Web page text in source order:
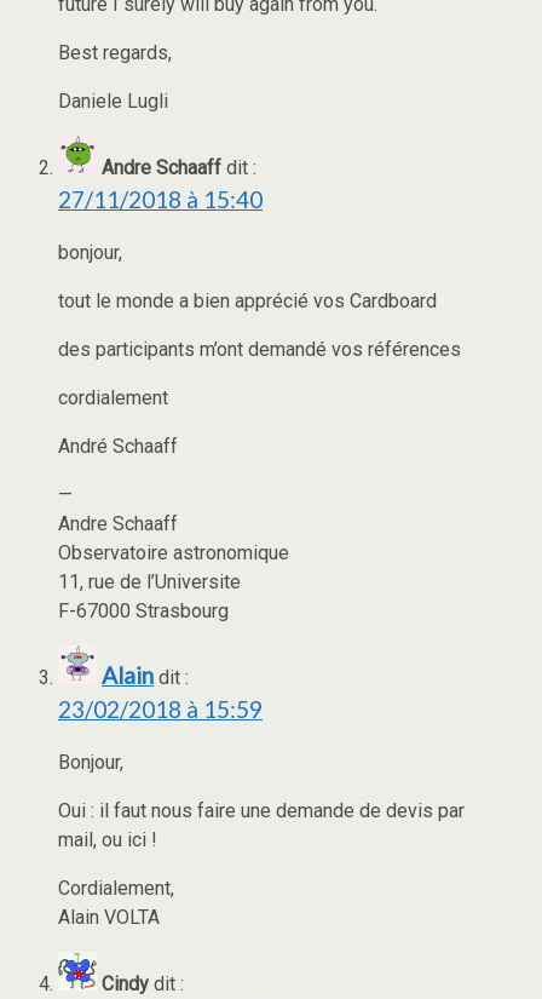
Best regards,
Daniele Lugli
Andre Schaaff dit :
27/11/2018 à 15:40
bonjour,
tout le monde a bien apprécié vos Cardboard
des participants m’ont demandé vos références
cordialement
André Schaaff
—
Andre Schaaff
Observatoire astronomique
11, rue de l’Universite
F-67000 Strasbourg
Alain dit :
23/02/2018 à 15:59
Bonjour,
Oui : il faut nous faire une demande de devis par
mail, ou ici !
Cordialement,
Alain VOLTA
Cindy dit :